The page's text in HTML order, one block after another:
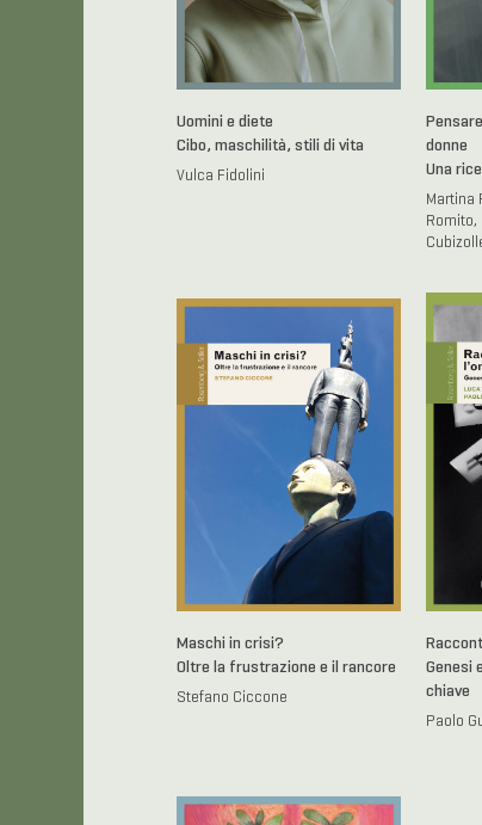
Uomini e diete
Cibo, maschilità, stili di vita
Vulca Fidolini
donne
Una
Martina
Maschi in crisi?
Oltre la frustrazione e il rancore
Stefano Ciccone
Genesi
chiave
Paolo